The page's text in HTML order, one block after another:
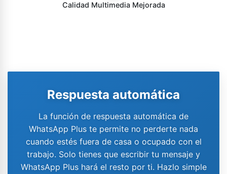
Calidad Multimedia Mejorada
Respuesta automática
La función de respuesta automática de
WhatsApp Plus te permite no perderte nada
cuando estés fuera de casa o ocupado con el
trabajo. Solo tienes que escribir tu mensaje y
WhatsApp Plus hará el resto por ti. Hazlo simple